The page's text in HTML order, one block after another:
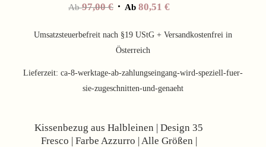
Ab97,00€ Ab 80,51 €
Umsatzsteuerbefreit nach §19 UStG + Versandkostenfrei in
Österreich
Lieferzeit: ca-8-werktage-ab-zahlungseingang-wird-speziell-fuer-
sie-zugeschnitten-und-genaeht
Kissenbezug aus Halbleinen | Design 35
Fresco | Farbe Azzurro | Alle Größen |